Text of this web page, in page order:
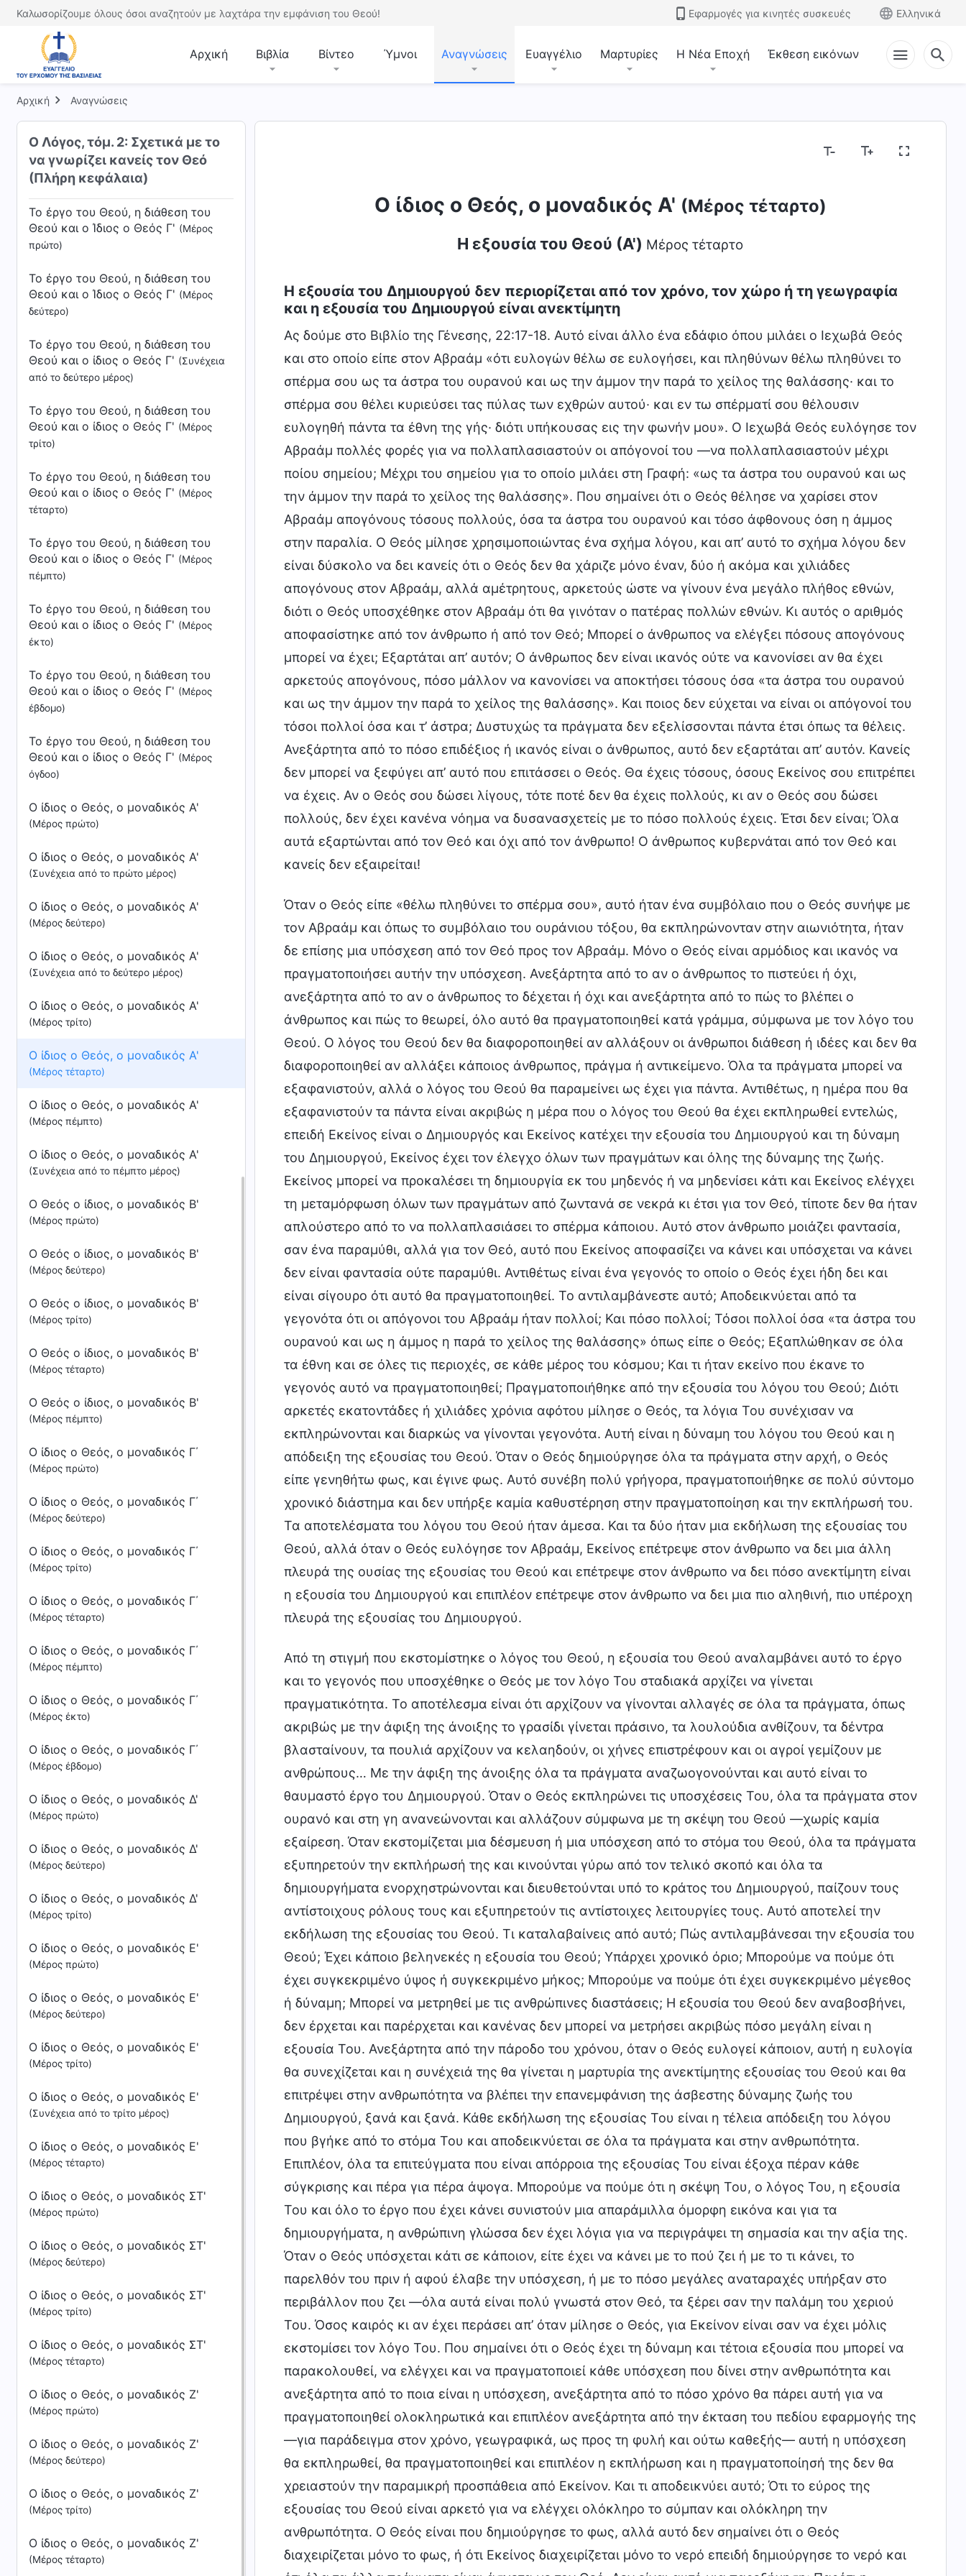
Καλωσορίζουμε όλους όσοι αναζητούν με λαχτάρα την εμφάνιση του Θεού! Εφαρμογές για κινητές συσκευές Ελληνικά
Αρχική Βιβλία Βίντεο Ύμνοι Αναγνώσεις Ευαγγέλιο Μαρτυρίες Η Νέα Εποχή Έκθεση εικόνων
Αρχική Αναγνώσεις
Ο Λόγος, τόμ. 2: Σχετικά με το
να γνωρίζει κανείς τον Θεό
(Πλήρη κεφάλαια)
Το έργο του Θεού, η διάθεση του
Θεού και ο ίδιος ο Θεός Β'
έκτο)
Το έργο του Θεού, η διάθεση του
Θεού και ο ίδιος ο Θεός Β'
Το έργο του Θεού, η διάθεση του
Θεού και ο ίδιος ο Θεός Β' (Συνέχεια
από το έβδομο μέρος)
Το έργο του Θεού, η διάθεση του
Θεού και ο Ίδιος ο Θεός Γ' (Μέρος
πρώτο)
Το έργο του Θεού, η διάθεση του
Θεού και ο Ίδιος ο Θεός Γ' (Μέρος
δεύτερο)
Το έργο του Θεού, η διάθεση του
Θεού και ο ίδιος ο Θεός Γ' (Συνέχεια
από το δεύτερο μέρος)
Το έργο του Θεού, η διάθεση του
Θεού και ο ίδιος ο Θεός Γ' (Μέρος
τρίτο)
Το έργο του Θεού, η διάθεση του
Θεού και ο ίδιος ο Θεός Γ' (Μέρος
τέταρτο)
Το έργο του Θεού, η διάθεση του
Θεού και ο ίδιος ο Θεός Γ' (Μέρος
πέμπτο)
Το έργο του Θεού, η διάθεση του
Θεού και ο ίδιος ο Θεός Γ' (Μέρος
έκτο)
Το έργο του Θεού, η διάθεση του
Θεού και ο ίδιος ο Θεός Γ' (Μέρος
έβδομο)
Το έργο του Θεού, η διάθεση του
Θεού και ο ίδιος ο Θεός Γ' (Μέρος
όγδοο)
Ο ίδιος ο Θεός, ο μοναδικός Α'
(Μέρος πρώτο)
Ο ίδιος ο Θεός, ο μοναδικός Α'
(Συνέχεια από το πρώτο μέρος)
Ο ίδιος ο Θεός, ο μοναδικός Α'
(Μέρος δεύτερο)
Ο ίδιος ο Θεός, ο μοναδικός Α'
(Συνέχεια από το δεύτερο μέρος)
Ο ίδιος ο Θεός, ο μοναδικός Α'
(Μέρος τρίτο)
Ο ίδιος ο Θεός, ο μοναδικός Α'
(Μέρος τέταρτο)
Ο ίδιος ο Θεός, ο μοναδικός Α'
(Μέρος πέμπτο)
Ο ίδιος ο Θεός, ο μοναδικός Α'
(Συνέχεια από το πέμπτο μέρος)
Ο Θεός ο ίδιος, ο μοναδικός Β'
(Μέρος πρώτο)
Ο Θεός ο ίδιος, ο μοναδικός Β'
(Μέρος δεύτερο)
Ο Θεός ο ίδιος, ο μοναδικός Β'
(Μέρος τρίτο)
Ο Θεός ο ίδιος, ο μοναδικός Β'
(Μέρος τέταρτο)
Ο Θεός ο ίδιος, ο μοναδικός Β'
(Μέρος πέμπτο)
Ο ίδιος ο Θεός, ο μοναδικός Γ΄
(Μέρος πρώτο)
Ο ίδιος ο Θεός, ο μοναδικός Γ΄
(Μέρος δεύτερο)
Ο ίδιος ο Θεός, ο μοναδικός Γ΄
(Μέρος τρίτο)
Ο ίδιος ο Θεός, ο μοναδικός Γ΄
(Μέρος τέταρτο)
Ο ίδιος ο Θεός, ο μοναδικός Γ΄
(Μέρος πέμπτο)
Ο ίδιος ο Θεός, ο μοναδικός Γ΄
(Μέρος έκτο)
Ο ίδιος ο Θεός, ο μοναδικός Γ΄
(Μέρος έβδομο)
Ο ίδιος ο Θεός, ο μοναδικός Δ'
(Μέρος πρώτο)
Ο ίδιος ο Θεός, ο μοναδικός Δ'
(Μέρος δεύτερο)
Ο ίδιος ο Θεός, ο μοναδικός Δ'
(Μέρος τρίτο)
Ο ίδιος ο Θεός, ο μοναδικός Ε'
(Μέρος πρώτο)
Ο ίδιος ο Θεός, ο μοναδικός Ε'
(Μέρος δεύτερο)
Ο ίδιος ο Θεός, ο μοναδικός Ε'
(Μέρος τρίτο)
Ο ίδιος ο Θεός, ο μοναδικός Ε'
(Συνέχεια από το τρίτο μέρος)
Ο ίδιος ο Θεός, ο μοναδικός Ε'
(Μέρος τέταρτο)
Ο ίδιος ο Θεός, ο μοναδικός ΣΤ'
(Μέρος πρώτο)
Ο ίδιος ο Θεός, ο μοναδικός ΣΤ'
(Μέρος δεύτερο)
Ο ίδιος ο Θεός, ο μοναδικός ΣΤ'
(Μέρος τρίτο)
Ο ίδιος ο Θεός, ο μοναδικός ΣΤ'
(Μέρος τέταρτο)
Ο ίδιος ο Θεός, ο μοναδικός Ζ'
(Μέρος πρώτο)
Ο ίδιος ο Θεός, ο μοναδικός Ζ'
(Μέρος δεύτερο)
Ο ίδιος ο Θεός, ο μοναδικός Ζ'
(Μέρος τρίτο)
Ο ίδιος ο Θεός, ο μοναδικός Ζ'
(Μέρος τέταρτο)
Ο ίδιος ο Θεός, ο μοναδικός Α' (Μέρος τέταρτο)
Η εξουσία του Θεού (Α') Μέρος τέταρτο
Η εξουσία του Δημιουργού δεν περιορίζεται από τον χρόνο, τον χώρο ή τη γεωγραφία
και η εξουσία του Δημιουργού είναι ανεκτίμητη
Ας δούμε στο Βιβλίο της Γένεσης, 22:17-18. Αυτό είναι άλλο ένα εδάφιο όπου μιλάει ο Ιεχωβά Θεός
και στο οποίο είπε στον Αβραάμ «ότι ευλογών θέλω σε ευλογήσει, και πληθύνων θέλω πληθύνει το
σπέρμα σου ως τα άστρα του ουρανού και ως την άμμον την παρά το χείλος της θαλάσσης· και το
σπέρμα σου θέλει κυριεύσει τας πύλας των εχθρών αυτού· και εν τω σπέρματί σου θέλουσιν
ευλογηθή πάντα τα έθνη της γής· διότι υπήκουσας εις την φωνήν μου». Ο Ιεχωβά Θεός ευλόγησε τον
Αβραάμ πολλές φορές για να πολλαπλασιαστούν οι απόγονοί του —να πολλαπλασιαστούν μέχρι
ποίου σημείου; Μέχρι του σημείου για το οποίο μιλάει στη Γραφή: «ως τα άστρα του ουρανού και ως
την άμμον την παρά το χείλος της θαλάσσης». Που σημαίνει ότι ο Θεός θέλησε να χαρίσει στον
Αβραάμ απογόνους τόσους πολλούς, όσα τα άστρα του ουρανού και τόσο άφθονους όση η άμμος
στην παραλία. Ο Θεός μίλησε χρησιμοποιώντας ένα σχήμα λόγου, και απ’ αυτό το σχήμα λόγου δεν
είναι δύσκολο να δει κανείς ότι ο Θεός δεν θα χάριζε μόνο έναν, δύο ή ακόμα και χιλιάδες
απογόνους στον Αβραάμ, αλλά αμέτρητους, αρκετούς ώστε να γίνουν ένα μεγάλο πλήθος εθνών,
διότι ο Θεός υποσχέθηκε στον Αβραάμ ότι θα γινόταν ο πατέρας πολλών εθνών. Κι αυτός ο αριθμός
αποφασίστηκε από τον άνθρωπο ή από τον Θεό; Μπορεί ο άνθρωπος να ελέγξει πόσους απογόνους
μπορεί να έχει; Εξαρτάται απ’ αυτόν; Ο άνθρωπος δεν είναι ικανός ούτε να κανονίσει αν θα έχει
αρκετούς απογόνους, πόσο μάλλον να κανονίσει να αποκτήσει τόσους όσα «τα άστρα του ουρανού
και ως την άμμον την παρά το χείλος της θαλάσσης». Και ποιος δεν εύχεται να είναι οι απόγονοί του
τόσοι πολλοί όσα και τ’ άστρα; Δυστυχώς τα πράγματα δεν εξελίσσονται πάντα έτσι όπως τα θέλεις.
Ανεξάρτητα από το πόσο επιδέξιος ή ικανός είναι ο άνθρωπος, αυτό δεν εξαρτάται απ’ αυτόν. Κανείς
δεν μπορεί να ξεφύγει απ’ αυτό που επιτάσσει ο Θεός. Θα έχεις τόσους, όσους Εκείνος σου επιτρέπει
να έχεις. Αν ο Θεός σου δώσει λίγους, τότε ποτέ δεν θα έχεις πολλούς, κι αν ο Θεός σου δώσει
πολλούς, δεν έχει κανένα νόημα να δυσανασχετείς με το πόσο πολλούς έχεις. Έτσι δεν είναι; Όλα
αυτά εξαρτώνται από τον Θεό και όχι από τον άνθρωπο! Ο άνθρωπος κυβερνάται από τον Θεό και
κανείς δεν εξαιρείται!
Όταν ο Θεός είπε «θέλω πληθύνει το σπέρμα σου», αυτό ήταν ένα συμβόλαιο που ο Θεός συνήψε με
τον Αβραάμ και όπως το συμβόλαιο του ουράνιου τόξου, θα εκπληρώνονταν στην αιωνιότητα, ήταν
δε επίσης μια υπόσχεση από τον Θεό προς τον Αβραάμ. Μόνο ο Θεός είναι αρμόδιος και ικανός να
πραγματοποιήσει αυτήν την υπόσχεση. Ανεξάρτητα από το αν ο άνθρωπος το πιστεύει ή όχι,
ανεξάρτητα από το αν ο άνθρωπος το δέχεται ή όχι και ανεξάρτητα από το πώς το βλέπει ο
άνθρωπος και πώς το θεωρεί, όλο αυτό θα πραγματοποιηθεί κατά γράμμα, σύμφωνα με τον λόγο του
Θεού. Ο λόγος του Θεού δεν θα διαφοροποιηθεί αν αλλάξουν οι άνθρωποι διάθεση ή ιδέες και δεν θα
διαφοροποιηθεί αν αλλάξει κάποιος άνθρωπος, πράγμα ή αντικείμενο. Όλα τα πράγματα μπορεί να
εξαφανιστούν, αλλά ο λόγος του Θεού θα παραμείνει ως έχει για πάντα. Αντιθέτως, η ημέρα που θα
εξαφανιστούν τα πάντα είναι ακριβώς η μέρα που ο λόγος του Θεού θα έχει εκπληρωθεί εντελώς,
επειδή Εκείνος είναι ο Δημιουργός και Εκείνος κατέχει την εξουσία του Δημιουργού και τη δύναμη
του Δημιουργού, Εκείνος έχει τον έλεγχο όλων των πραγμάτων και όλης της δύναμης της ζωής.
Εκείνος μπορεί να προκαλέσει τη δημιουργία εκ του μηδενός ή να μηδενίσει κάτι και Εκείνος ελέγχει
τη μεταμόρφωση όλων των πραγμάτων από ζωντανά σε νεκρά κι έτσι για τον Θεό, τίποτε δεν θα ήταν
απλούστερο από το να πολλαπλασιάσει το σπέρμα κάποιου. Αυτό στον άνθρωπο μοιάζει φαντασία,
σαν ένα παραμύθι, αλλά για τον Θεό, αυτό που Εκείνος αποφασίζει να κάνει και υπόσχεται να κάνει
δεν είναι φαντασία ούτε παραμύθι. Αντιθέτως είναι ένα γεγονός το οποίο ο Θεός έχει ήδη δει και
είναι σίγουρο ότι αυτό θα πραγματοποιηθεί. Το αντιλαμβάνεστε αυτό; Αποδεικνύεται από τα
γεγονότα ότι οι απόγονοι του Αβραάμ ήταν πολλοί; Και πόσο πολλοί; Τόσοι πολλοί όσα «τα άστρα του
ουρανού και ως η άμμος η παρά το χείλος της θαλάσσης» όπως είπε ο Θεός; Εξαπλώθηκαν σε όλα
τα έθνη και σε όλες τις περιοχές, σε κάθε μέρος του κόσμου; Και τι ήταν εκείνο που έκανε το
γεγονός αυτό να πραγματοποιηθεί; Πραγματοποιήθηκε από την εξουσία του λόγου του Θεού; Διότι
αρκετές εκατοντάδες ή χιλιάδες χρόνια αφότου μίλησε ο Θεός, τα λόγια Του συνέχισαν να
εκπληρώνονται και διαρκώς να γίνονται γεγονότα. Αυτή είναι η δύναμη του λόγου του Θεού και η
απόδειξη της εξουσίας του Θεού. Όταν ο Θεός δημιούργησε όλα τα πράγματα στην αρχή, ο Θεός
είπε γενηθήτω φως, και έγινε φως. Αυτό συνέβη πολύ γρήγορα, πραγματοποιήθηκε σε πολύ σύντομο
χρονικό διάστημα και δεν υπήρξε καμία καθυστέρηση στην πραγματοποίηση και την εκπλήρωσή του.
Τα αποτελέσματα του λόγου του Θεού ήταν άμεσα. Και τα δύο ήταν μια εκδήλωση της εξουσίας του
Θεού, αλλά όταν ο Θεός ευλόγησε τον Αβραάμ, Εκείνος επέτρεψε στον άνθρωπο να δει μια άλλη
πλευρά της ουσίας της εξουσίας του Θεού και επέτρεψε στον άνθρωπο να δει πόσο ανεκτίμητη είναι
η εξουσία του Δημιουργού και επιπλέον επέτρεψε στον άνθρωπο να δει μια πιο αληθινή, πιο υπέροχη
πλευρά της εξουσίας του Δημιουργού.
Από τη στιγμή που εκστομίστηκε ο λόγος του Θεού, η εξουσία του Θεού αναλαμβάνει αυτό το έργο
και το γεγονός που υποσχέθηκε ο Θεός με τον λόγο Του σταδιακά αρχίζει να γίνεται
πραγματικότητα. Το αποτέλεσμα είναι ότι αρχίζουν να γίνονται αλλαγές σε όλα τα πράγματα, όπως
ακριβώς με την άφιξη της άνοιξης το γρασίδι γίνεται πράσινο, τα λουλούδια ανθίζουν, τα δέντρα
βλασταίνουν, τα πουλιά αρχίζουν να κελαηδούν, οι χήνες επιστρέφουν και οι αγροί γεμίζουν με
ανθρώπους… Με την άφιξη της άνοιξης όλα τα πράγματα αναζωογονούνται και αυτό είναι το
θαυμαστό έργο του Δημιουργού. Όταν ο Θεός εκπληρώνει τις υποσχέσεις Του, όλα τα πράγματα στον
ουρανό και στη γη ανανεώνονται και αλλάζουν σύμφωνα με τη σκέψη του Θεού —χωρίς καμία
εξαίρεση. Όταν εκστομίζεται μια δέσμευση ή μια υπόσχεση από το στόμα του Θεού, όλα τα πράγματα
εξυπηρετούν την εκπλήρωσή της και κινούνται γύρω από τον τελικό σκοπό και όλα τα
δημιουργήματα ενορχηστρώνονται και διευθετούνται υπό το κράτος του Δημιουργού, παίζουν τους
αντίστοιχους ρόλους τους και εξυπηρετούν τις αντίστοιχες λειτουργίες τους. Αυτό αποτελεί την
εκδήλωση της εξουσίας του Θεού. Τι καταλαβαίνεις από αυτό; Πώς αντιλαμβάνεσαι την εξουσία του
Θεού; Έχει κάποιο βεληνεκές η εξουσία του Θεού; Υπάρχει χρονικό όριο; Μπορούμε να πούμε ότι
έχει συγκεκριμένο ύψος ή συγκεκριμένο μήκος; Μπορούμε να πούμε ότι έχει συγκεκριμένο μέγεθος
ή δύναμη; Μπορεί να μετρηθεί με τις ανθρώπινες διαστάσεις; Η εξουσία του Θεού δεν αναβοσβήνει,
δεν έρχεται και παρέρχεται και κανένας δεν μπορεί να μετρήσει ακριβώς πόσο μεγάλη είναι η
εξουσία Του. Ανεξάρτητα από την πάροδο του χρόνου, όταν ο Θεός ευλογεί κάποιον, αυτή η ευλογία
θα συνεχίζεται και η συνέχειά της θα γίνεται η μαρτυρία της ανεκτίμητης εξουσίας του Θεού και θα
επιτρέψει στην ανθρωπότητα να βλέπει την επανεμφάνιση της άσβεστης δύναμης ζωής του
Δημιουργού, ξανά και ξανά. Κάθε εκδήλωση της εξουσίας Του είναι η τέλεια απόδειξη του λόγου
που βγήκε από το στόμα Του και αποδεικνύεται σε όλα τα πράγματα και στην ανθρωπότητα.
Επιπλέον, όλα τα επιτεύγματα που είναι απόρροια της εξουσίας Του είναι έξοχα πέραν κάθε
σύγκρισης και πέρα για πέρα άψογα. Μπορούμε να πούμε ότι η σκέψη Του, ο λόγος Του, η εξουσία
Του και όλο το έργο που έχει κάνει συνιστούν μια απαράμιλλα όμορφη εικόνα και για τα
δημιουργήματα, η ανθρώπινη γλώσσα δεν έχει λόγια για να περιγράψει τη σημασία και την αξία της.
Όταν ο Θεός υπόσχεται κάτι σε κάποιον, είτε έχει να κάνει με το πού ζει ή με το τι κάνει, το
παρελθόν του πριν ή αφού έλαβε την υπόσχεση, ή με το πόσο μεγάλες αναταραχές υπήρξαν στο
περιβάλλον που ζει —όλα αυτά είναι πολύ γνωστά στον Θεό, τα ξέρει σαν την παλάμη του χεριού
Του. Όσος καιρός κι αν έχει περάσει απ’ όταν μίλησε ο Θεός, για Εκείνον είναι σαν να έχει μόλις
εκστομίσει τον λόγο Του. Που σημαίνει ότι ο Θεός έχει τη δύναμη και τέτοια εξουσία που μπορεί να
παρακολουθεί, να ελέγχει και να πραγματοποιεί κάθε υπόσχεση που δίνει στην ανθρωπότητα και
ανεξάρτητα από το ποια είναι η υπόσχεση, ανεξάρτητα από το πόσο χρόνο θα πάρει αυτή για να
πραγματοποιηθεί ολοκληρωτικά και επιπλέον ανεξάρτητα από την έκταση του πεδίου εφαρμογής της
—για παράδειγμα στον χρόνο, γεωγραφικά, ως προς τη φυλή και ούτω καθεξής— αυτή η υπόσχεση
θα εκπληρωθεί, θα πραγματοποιηθεί και επιπλέον η εκπλήρωση και η πραγματοποίησή της δεν θα
χρειαστούν την παραμικρή προσπάθεια από Εκείνον. Και τι αποδεικνύει αυτό; Ότι το εύρος της
εξουσίας του Θεού είναι αρκετό για να ελέγχει ολόκληρο το σύμπαν και ολόκληρη την
ανθρωπότητα. Ο Θεός είναι που δημιούργησε το φως, αλλά αυτό δεν σημαίνει ότι ο Θεός
διαχειρίζεται μόνο το φως, ή ότι Εκείνος διαχειρίζεται μόνο το νερό επειδή δημιούργησε το νερό και